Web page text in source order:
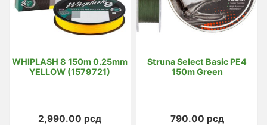
WHIPLASH 8 150m 0.25mm
YELLOW (1579721)
2,990.00 рсд
Struna Select Basic PE4
150m Green
790.00 рсд